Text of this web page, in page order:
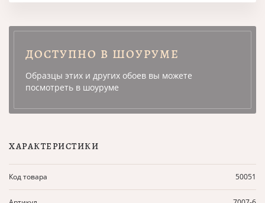
ДОСТУПНО В ШОУРУМЕ
Образцы этих и других обоев вы можете
посмотреть в шоуруме
ХАРАКТЕРИСТИКИ
Код товара 50051